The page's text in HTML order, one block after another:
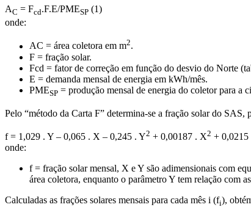
AC = Fcd.F.E/PMESP (1)
onde:
AC = área coletora em m2.
F = fração solar.
Fcd = fator de correção em função do desvio do Norte
E = demanda mensal de energia em kWh/mês.
PMESP = produção mensal de energia do coletor para a
Pelo “método da Carta F” determina-se a fração solar do SAS,
f = 1,029 . Y – 0,065 . X – 0,245 . Y2 + 0,00187 . X2 + 0,0215
onde:
f = fração solar mensal, X e Y são adimensionais com
área coletora, enquanto o parâmetro Y tem relação com
Calculadas as frações solares mensais para cada mês i (fi),